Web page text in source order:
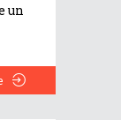
un